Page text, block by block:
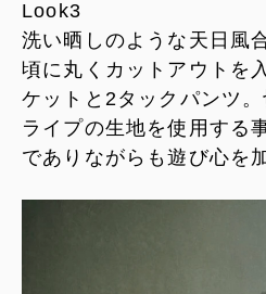
Look3
洗い晒しのような天日風
頃に丸くカットアウトを
ケットと2タックパンツ
ライプの生地を使用する
でありながらも遊び心を